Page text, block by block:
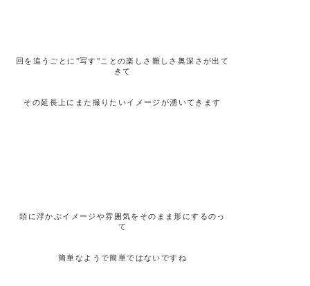
回を追うごとに"写す"ことの楽しさ難しさ奥深さが出て
きて
その延長上にまた撮りたいイメージが湧いてきます
頭に浮かぶイメージや雰囲気をそのまま形にするのっ
て
簡単なようで簡単ではないですね